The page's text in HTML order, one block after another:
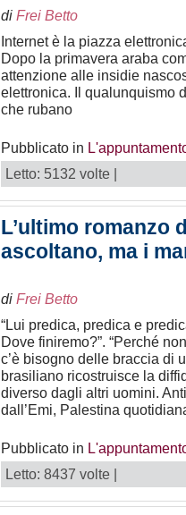
di Frei Betto
Internet è la piazza
Dopo la primavera araba
attenzione alle insidie
elettronica. Il qualunquismo
che rubano
Pubblicato in
Letto: 5132 volte |
L’ultimo romanzo
ascoltano, ma i
di Frei Betto
“Lui predica, predica e
Dove finiremo?”. “Perché
c’è bisogno delle braccia di
brasiliano ricostruisce la
diverso dagli altri uomini.
dall’Emi, Palestina
Pubblicato in
Letto: 8437 volte |